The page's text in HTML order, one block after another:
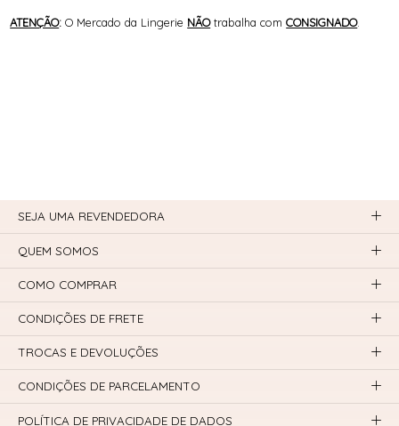
ATENÇÃO: O Mercado da Lingerie NÃOtrabalha comCONSIGNADO.
SEJA UMA REVENDEDORA
QUEM SOMOS
COMO COMPRAR
CONDIÇÕES DE FRETE
TROCAS E DEVOLUÇÕES
CONDIÇÕES DE PARCELAMENTO
POLÍTICA DE PRIVACIDADE DE DADOS